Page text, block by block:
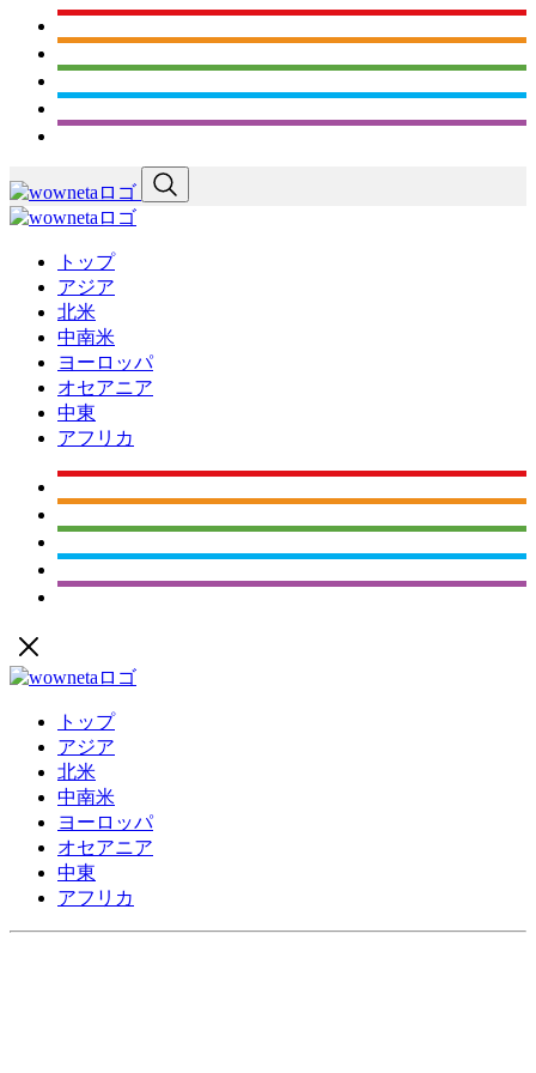
トップ
アジア
北米
中南米
ヨーロッパ
オセアニア
中東
アフリカ
トップ
アジア
北米
中南米
ヨーロッパ
オセアニア
中東
アフリカ